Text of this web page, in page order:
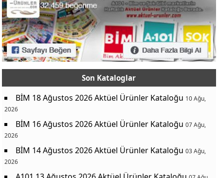
Son Kataloglar
BİM 18 Ağustos 2026 Aktüel Ürünler Kataloğu 10 Ağu,
2026
BİM 16 Ağustos 2026 Aktüel Ürünler Kataloğu 07 Ağu,
2026
BİM 14 Ağustos 2026 Aktüel Ürünler Kataloğu 03 Ağu,
2026